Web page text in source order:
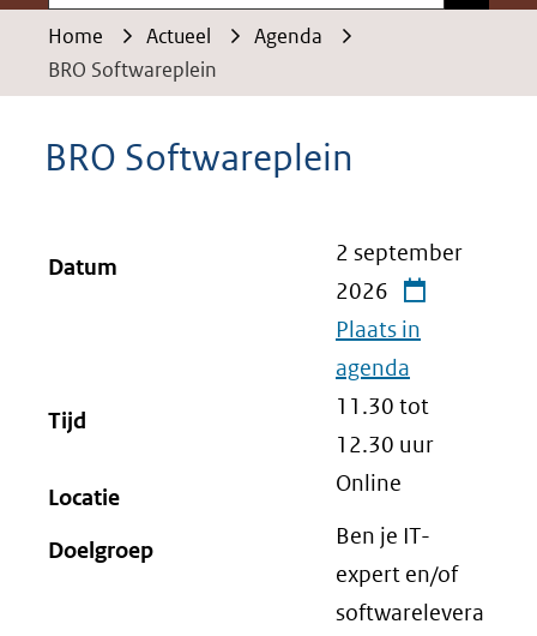
Home Actueel
Agenda
BRO Softwareplein
BRO Softwareplein
Datum
2 september
2026
Plaats in
agenda
Tijd
11.30 tot
12.30 uur
Locatie
Online
Doelgroep
Ben je IT-
expert en/of
softwarelevera